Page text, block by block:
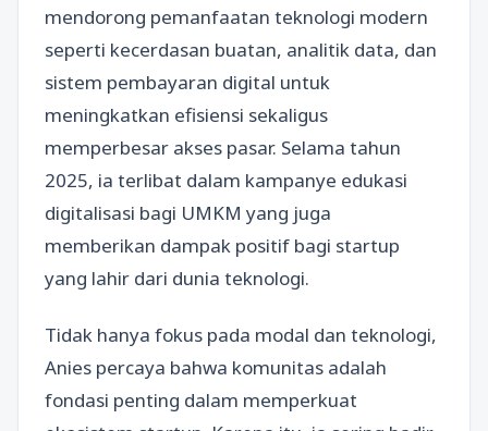
mendorong pemanfaatan teknologi modern
seperti kecerdasan buatan, analitik data, dan
sistem pembayaran digital untuk
meningkatkan efisiensi sekaligus
memperbesar akses pasar. Selama tahun
2025, ia terlibat dalam kampanye edukasi
digitalisasi bagi UMKM yang juga
memberikan dampak positif bagi startup
yang lahir dari dunia teknologi.
Tidak hanya fokus pada modal dan teknologi,
Anies percaya bahwa komunitas adalah
fondasi penting dalam memperkuat